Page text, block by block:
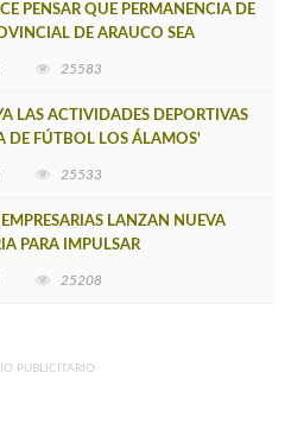
PENSAR QUE PERMANENCIA DE
DE ARAUCO SEA
25583
LAS ACTIVIDADES DEPORTIVAS
DE FÚTBOL LOS ÁLAMOS'
25533
EMPRESARIAS LANZAN NUEVA
PARA IMPULSAR
25208
PUBLICITARIO